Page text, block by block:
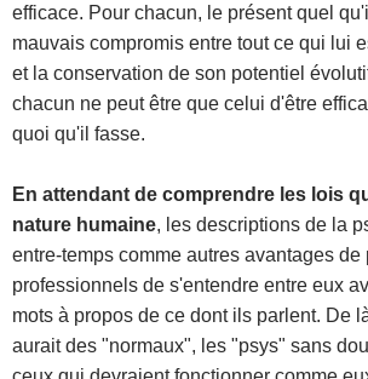
efficace. Pour chacun, le présent quel
mauvais compromis entre tout ce qui lui
et la conservation de son potentiel
chacun ne peut être que celui d'être
quoi qu'il fasse.
En attendant de comprendre les lois
nature humaine, les descriptions de la
entre-temps comme autres avantages de
professionnels de s'entendre entre eux
mots à propos de ce dont ils parlent. De
aurait des "normaux", les "psys" sans